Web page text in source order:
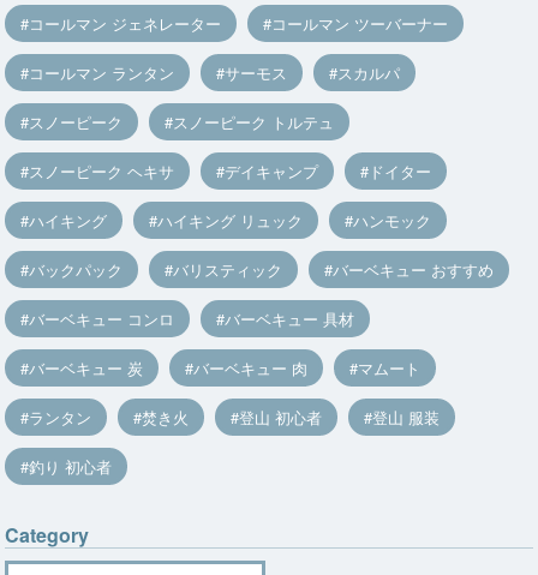
コールマン ジェネレーター コールマン ツーバーナー
コールマン ランタン サーモス スカルパ
スノーピーク スノーピーク トルテュ
スノーピーク ヘキサ デイキャンプ ドイター
ハイキング ハイキング リュック ハンモック
バックパック バリスティック バーベキュー おすすめ
バーベキュー コンロ バーベキュー 具材
バーベキュー 炭 バーベキュー 肉 マムート
ランタン 焚き火 登山 初心者 登山 服装
釣り 初心者
Category